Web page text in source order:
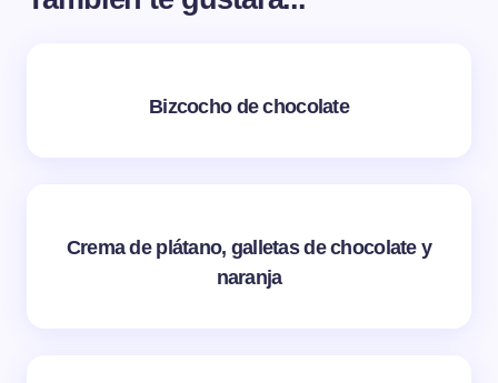
Bizcocho de chocolate
Crema de plátano, galletas de chocolate y
naranja